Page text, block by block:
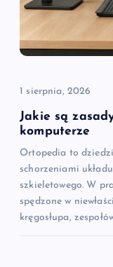
w
p
s
u
1 sierpnia, 2026
Jakie są
komputerze
Ortopedia to
schorzeniami
szkieletowego. W
spędzone w
kręgosłupa,